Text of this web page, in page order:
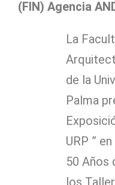
(FIN) Agencia
La
de la
Palma
URP ”
50 Años
los